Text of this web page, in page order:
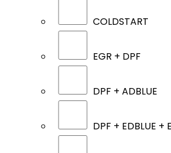
COLDSTART
EGR + DPF
DPF + ADBLUE
DPF + EDBLUE +